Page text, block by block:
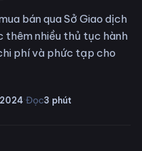
bán qua Sở Giao dịch
thêm nhiều thủ tục hành
phí và phức tạp cho
·Đọc3 phút